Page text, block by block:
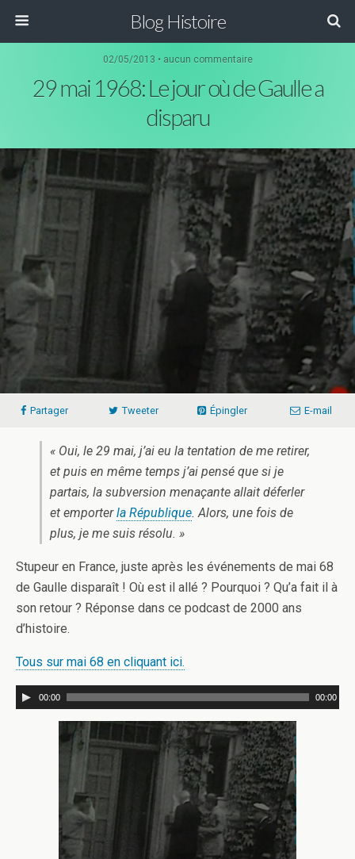
Blog Histoire
02/05/2013 • aucun commentaire
29 mai 1968: Le jour où de Gaulle a
disparu
Partager Tweeter Épingler E-mail
« Oui, le 29 mai, j’ai eu la tentation de me retirer,
et puis en même temps j’ai pensé que si je
partais, la subversion menaçante allait déferler
et emporterla République. Alors, une fois de
plus, je me suis résolu. »
Stupeur en France, juste après les événements de mai 68
de Gaulle disparaît ! Où est il allé ? Pourquoi ? Qu’a fait il à
son retour ? Réponse dans ce podcast de 2000 ans
d’histoire.
Tous sur mai 68 en cliquant ici.
00:00 00:00